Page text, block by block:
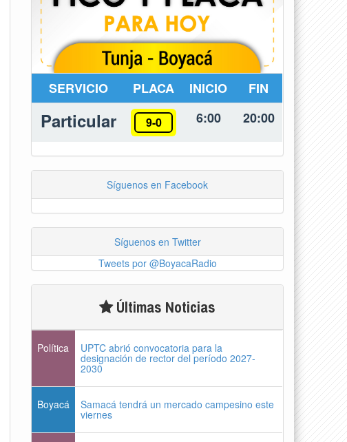
SERVICIO PLACA INICIO FIN
Particular 9-0 6:00 20:00
Síguenos en Facebook
Síguenos en Twitter
Tweets por @BoyacaRadio
Últimas Noticias
Política UPTC abrió convocatoria para la
designación de rector del período 2027-
2030
Boyacá Samacá tendrá un mercado campesino este
viernes